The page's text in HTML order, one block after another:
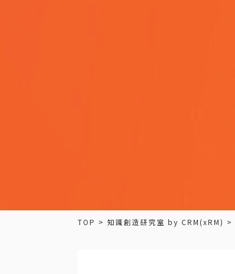
TOP > 知識創造研究室 by CRM(xRM) >